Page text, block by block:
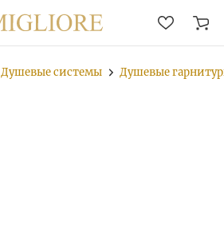
Душевые системы Душевые